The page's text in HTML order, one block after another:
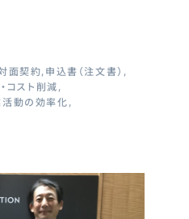
面契約 申込書（注文書）
コスト削減
活動の効率化